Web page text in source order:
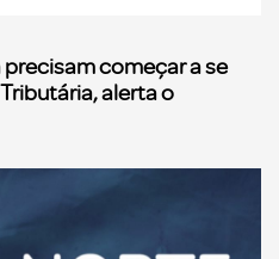
começar a se
alerta o